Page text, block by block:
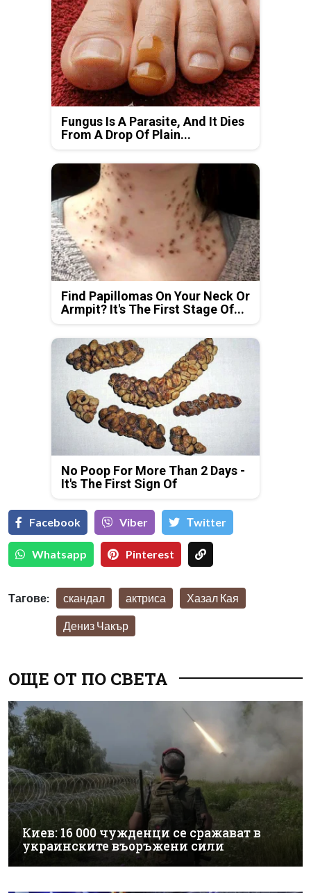
Fungus Is A Parasite, And It Dies
From A Drop Of Plain...
Find Papillomas On Your Neck Or
Armpit? It's The First Stage Of...
No Poop For More Than 2 Days -
It's The First Sign Of
Facebook Viber Тwitter
Whatsapp Pinterest
Тагове: скандал актриса Хазал Кая
Дениз Чакър
ОЩЕ ОТ ПО СВЕТА
Киев: 16 000 чужденци се сражават в
украинските въоръжени сили